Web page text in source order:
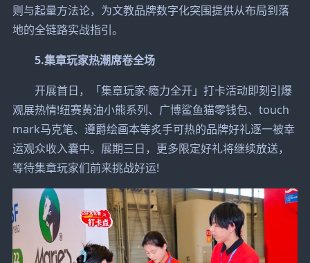
则与起量方法论，为文教品牌数字化突围提供从布局到落
地的全链路实战指引。
5.集章玩家热潮席卷全场
开展首日，「集章玩家·瘾力全开」打卡活动即刻引爆
观展热情!纽赛黄油小熊系列、广博鲨鱼猫零钱包、touch
mark马克笔、遵爵绘画本等炙手可热的品牌好礼逐一被幸
运观众收入囊中。展期三日，更多限定好礼将继续放送，
等待集章玩家们前来挑战好运!